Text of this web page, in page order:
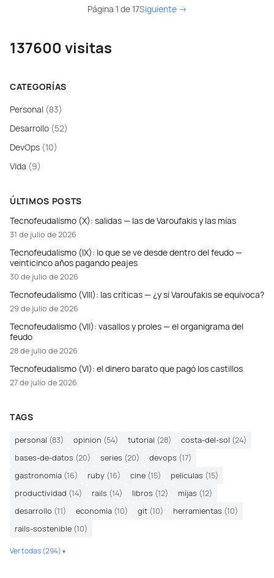
Página 1 de 17Siguiente →
137600 visitas
CATEGORÍAS
Personal (83)
Desarrollo (52)
DevOps (10)
Vida (9)
ÚLTIMOS POSTS
Tecnofeudalismo (X): salidas — las de Varoufakis y las mías
31 de julio de 2026
Tecnofeudalismo (IX): lo que se ve desde dentro del feudo —
veinticinco años pagando peajes
30 de julio de 2026
Tecnofeudalismo (VIII): las críticas — ¿y si Varoufakis se equivoca?
29 de julio de 2026
Tecnofeudalismo (VII): vasallos y proles — el organigrama del
feudo
28 de julio de 2026
Tecnofeudalismo (VI): el dinero barato que pagó los castillos
27 de julio de 2026
TAGS
personal (83) opinion (54) tutorial (28) costa-del-sol (24)
bases-de-datos (20) series (20) devops (17)
gastronomia (16) ruby (16) cine (15) peliculas (15)
productividad (14) rails (14) libros (12) mijas (12)
desarrollo (11) economia (10) git (10) herramientas (10)
rails-sostenible (10)
Ver todas (294)